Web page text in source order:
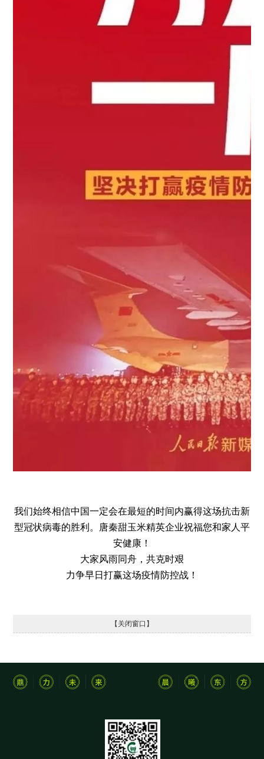
我们始终相信中国一定会在最短的时间内赢得这场抗击新
型冠状病毒的胜利。
唐秦甜玉米精英企业祝福您和家人平
安健康！
大家风雨同舟，共克时艰
力争早日打赢这场疫情防控战！
【关闭窗口】